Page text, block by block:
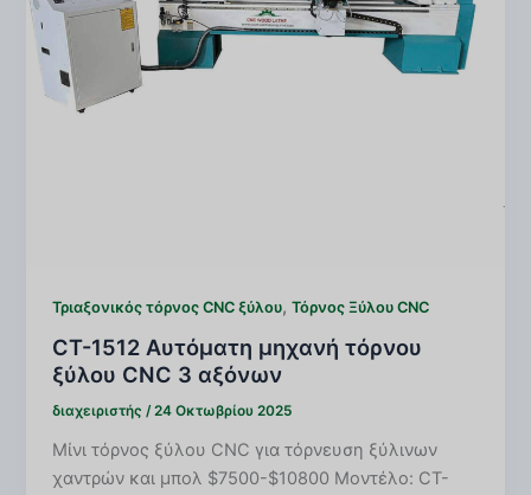
Τριαξονικός τόρνος CNC ξύλου,Τόρνος Ξύλου CNC
CT-1512 Αυτόματη μηχανή τόρνου
ξύλου CNC 3 αξόνων
διαχειριστής/24 Οκτωβρίου 2025
Μίνι τόρνος ξύλου CNC για τόρνευση ξύλινων
χαντρών και μπολ $7500-$10800 Μοντέλο: CT-